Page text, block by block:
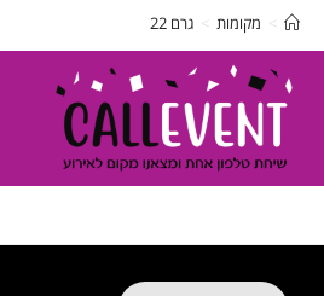
> מקומות > גרם 22